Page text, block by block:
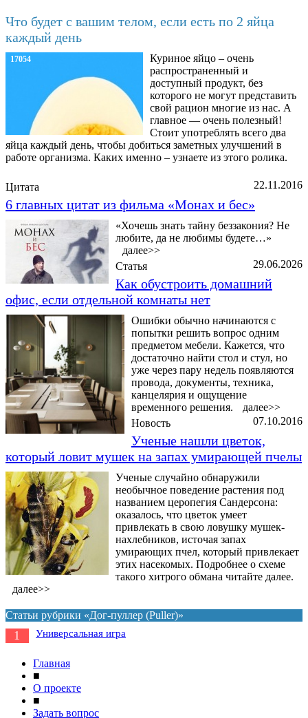
Что будет с вашим телом, если есть по 2 яйца
каждый день
17054
Куриное яйцо – очень
распространенный и
доступный продукт, без
которого не могут представить
свой рацион многие из нас. А
главное — очень полезный!
Стоит употреблять всего два
яйца каждый день, чтобы добиться заметных улучшений в
работе организма. Каких именно – узнаете из этого ролика.
22.11.2016
Цитата
6 главных цитат из фильма «Монах и бес»
«Хочешь знать тайну беззакония? Не
любите, да не любимы будете…»
далее>>
29.06.2026
Статья
Как обустроить домашний
офис, если отдельной комнаты нет
Ошибки обычно начинаются с
попытки решить вопрос одним
предметом мебели. Кажется, что
достаточно найти стол и стул, но
уже через пару недель появляются
провода, документы, техника,
канцелярия и ощущение
временного решения.
далее>>
07.10.2016
Новость
Ученые нашли цветок,
который ловит мушек на запах умирающей пчелы
Ученые случайно обнаружили
необычное поведение растения под
названием церопегия Сандерсона:
оказалось, что цветок умеет
привлекать в свою ловушку мушек-
нахлебников, источая запах
умирающих пчел, который привлекает
этих насекомых. Подробнее о схеме
такого хитрого обмана читайте далее.
далее>>
Статьи рубрики «Дог-пуллер (Puller)»
1 Универсальная игра
Главная
■
О проекте
■
Задать вопрос